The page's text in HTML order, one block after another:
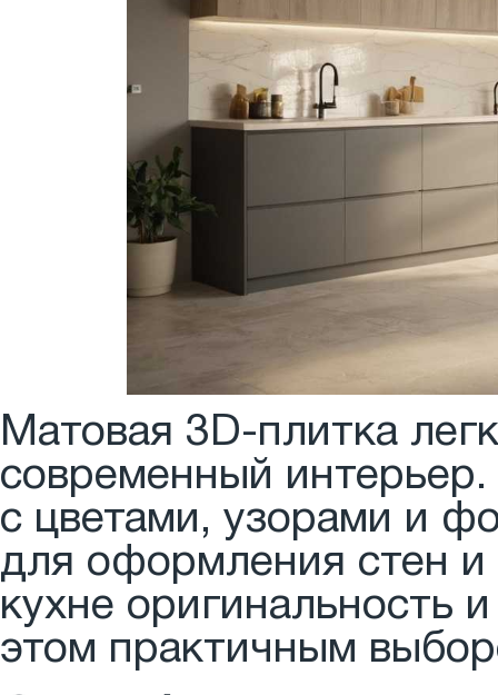
Матовая 3D-плитка
современный
с цветами, узорами и
для оформления стен и
кухне оригинальность
этом практичным